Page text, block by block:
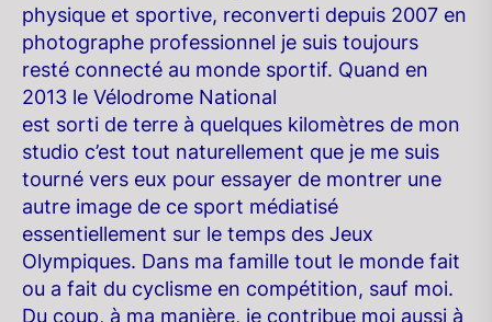
physique et sportive, reconverti depuis 2007 en
photographe professionnel je suis toujours
resté connecté au monde sportif. Quand en
2013 le Vélodrome National
est sorti de terre à quelques kilomètres de mon
studio c’est tout naturellement que je me suis
tourné vers eux pour essayer de montrer une
autre image de ce sport médiatisé
essentiellement sur le temps des Jeux
Olympiques. Dans ma famille tout le monde fait
ou a fait du cyclisme en compétition, sauf moi.
Du coup, à ma manière, je contribue moi aussi à